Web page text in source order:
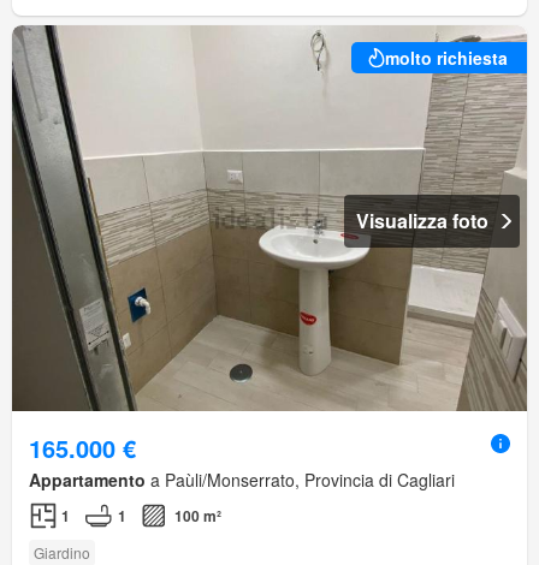
molto richiesta
Visualizza foto
165.000 €
Appartamento a Paùli/Monserrato, Provincia di Cagliari
1 1 100 m²
Giardino